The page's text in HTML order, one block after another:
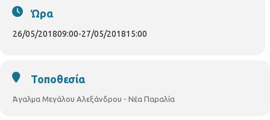
Ώρα
26/05/201809:00-27/05/201815:00
Τοποθεσία
Άγαλμα Μεγάλου Αλεξάνδρου - Νέα Παραλία